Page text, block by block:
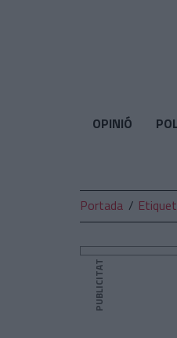
OPINIÓ
Portada
PUBLICITAT